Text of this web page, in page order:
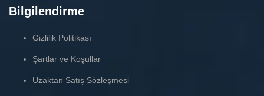
Bilgilendirme
Gizlilik Politikası
Şartlar ve Koşullar
Uzaktan Satış Sözleşmesi